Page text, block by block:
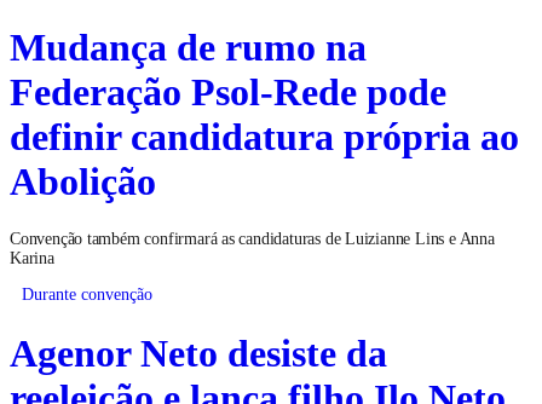
Mudança de rumo na
Federação Psol-Rede pode
definir candidatura própria ao
Abolição
Convenção também confirmará as candidaturas de Luizianne Lins e Anna
Karina
Durante convenção
Agenor Neto desiste da